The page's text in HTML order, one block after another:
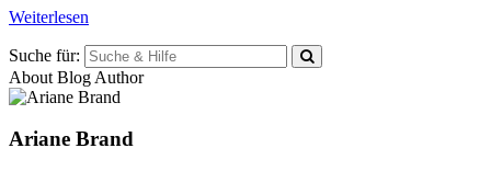
Weiterlesen
Suche für:
About Blog Author
Ariane Brand